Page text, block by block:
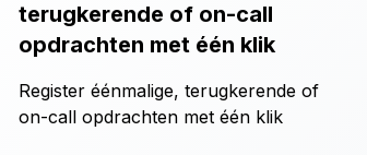
terugkerende of on-call
opdrachten met één klik
Register éénmalige, terugkerende of
on-call opdrachten met één klik